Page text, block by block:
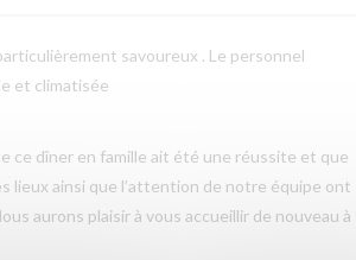
savoureux . Le personnel
et climatisée
ce dîner en famille ait été une réussite et que
lieux ainsi que l’attention de notre équipe ont
aurons plaisir à vous accueillir de nouveau à